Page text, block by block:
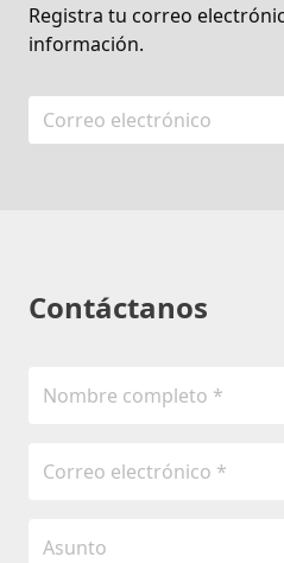
Registra tu correo
información.
Contáctanos